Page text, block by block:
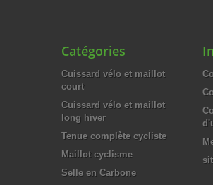
Catégories
Cuissard vélo et maillot
court
Cuissard vélo et maillot
long hiver
Tenue complète cycliste
Maillot cyclisme
Selle en Carbone